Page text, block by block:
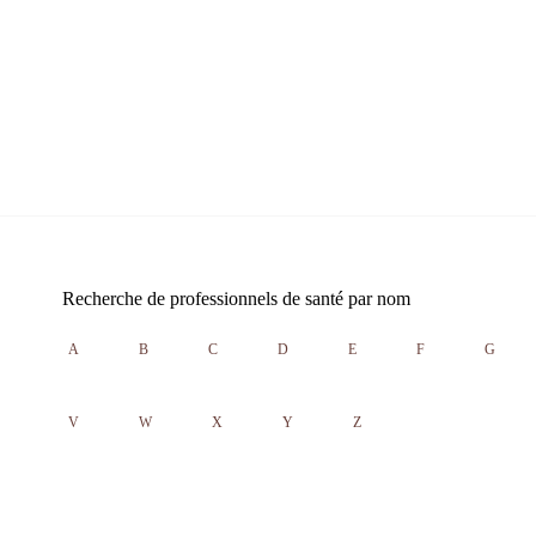
Recherche de professionnels de santé par nom
A B C D E F G
V W X Y Z